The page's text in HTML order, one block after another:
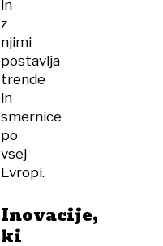
in
z
njimi
postavlja
trende
in
smernice
po
vsej
Evropi.
Inovacije,
ki